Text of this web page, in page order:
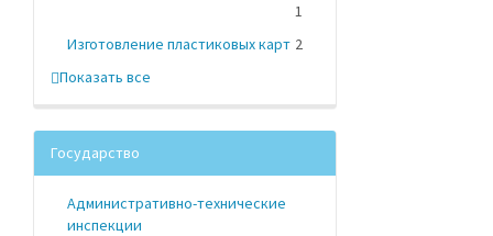
1
Изготовление пластиковых карт 2
Показать все
Государство
Административно-технические
инспекции